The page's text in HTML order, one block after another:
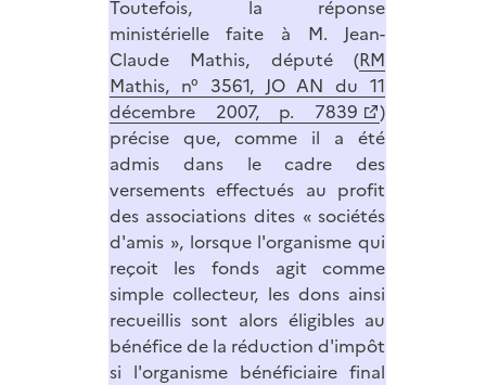
Toutefois, la réponse
ministérielle faite à M. Jean-
Claude Mathis, député (RM
Mathis, n° 3561, JO AN du 11
décembre 2007, p. 7839
)
précise que, comme il a été
admis dans le cadre des
versements effectués au profit
des associations dites « sociétés
d'amis », lorsque l'organisme qui
reçoit les fonds agit comme
simple collecteur, les dons ainsi
recueillis sont alors éligibles au
bénéfice de la réduction d'impôt
si l'organisme bénéficiaire final